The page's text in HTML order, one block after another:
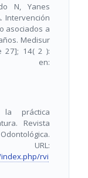
N, Yanes
Intervención
asociados a
Medisur
27]; 14( 2 ):
en:
la práctica
Revista
URL:
rvi